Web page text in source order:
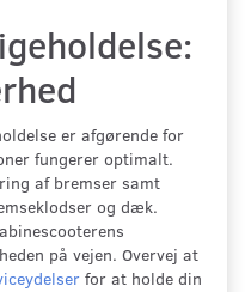
er afgørende for
fungerer optimalt.
af bremser samt
og dæk.
på vejen. Overvej at
for at holde din